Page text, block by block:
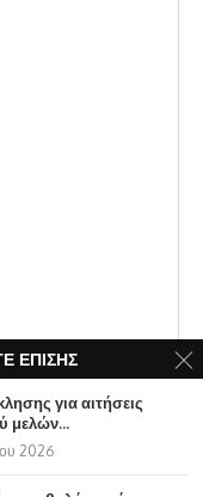
ΕΠΊΣΗΣ
για αιτήσεις
μελών...
2026